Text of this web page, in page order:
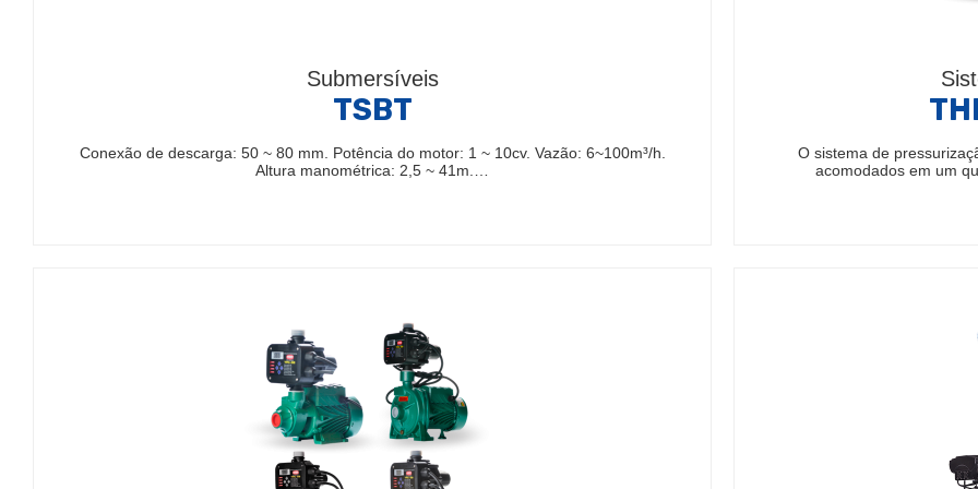
Submersíveis
TSBT
Conexão de descarga: 50 ~ 80 mm. Potência do motor: 1 ~ 10cv. Vazão: 6~100m³/h.
Altura manométrica: 2,5 ~ 41m.…
O sistema de
acomodados em um